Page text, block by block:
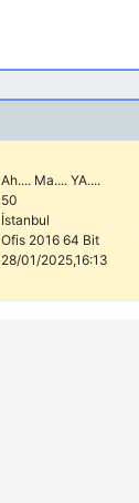
Ah.... Ma.... YA....
50
İstanbul
Ofis 2016 64 Bit
28/01/2025,16:13